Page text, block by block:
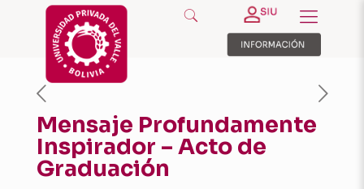
Mensaje Profundamente
Inspirador – Acto de
Graduación